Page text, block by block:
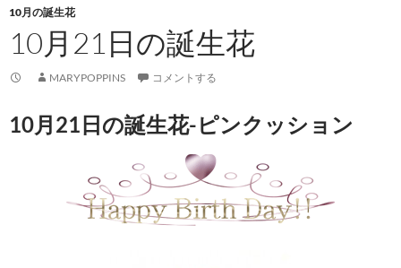
10月の誕生花
10月21日の誕生花
MARYPOPPINS コメントする
10月21日の誕生花-ピンクッション